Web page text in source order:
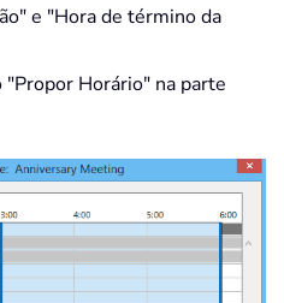
e "Hora de término da
Horário" na parte